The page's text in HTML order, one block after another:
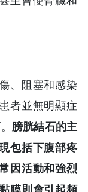
、阻塞和感染
者並無明顯症
膀胱結石的主
包括下腹部疼
因活動和強烈
膜則會引起頻